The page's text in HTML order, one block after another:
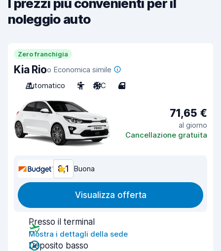
I prezzi più convenienti per il
noleggio auto
Zero franchigia
Kia Rioo Economica simile
Automatico
5 A/C 4
71,65 €
al giorno
Cancellazione gratuita
8,1 Buona
Visualizza offerta
Presso il terminal
Mostra i dettagli della sede
Deposito basso